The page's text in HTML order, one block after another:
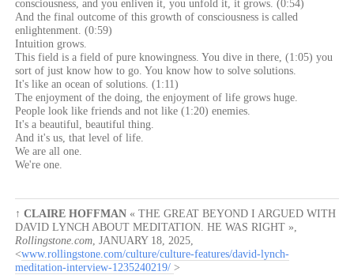
consciousness, and you enliven it, you unfold it, it grows. (0:54)
And the final outcome of this growth of consciousness is called
enlightenment. (0:59)
Intuition grows.
This field is a field of pure knowingness. You dive in there, (1:05) you
sort of just know how to go. You know how to solve solutions.
It's like an ocean of solutions. (1:11)
The enjoyment of the doing, the enjoyment of life grows huge.
People look like friends and not like (1:20) enemies.
It's a beautiful, beautiful thing.
And it's us, that level of life.
We are all one.
We're one.
↑ CLAIRE HOFFMAN « THE GREAT BEYOND I ARGUED WITH
DAVID LYNCH ABOUT MEDITATION. HE WAS RIGHT »,
Rollingstone.com, JANUARY 18, 2025,
<www.rollingstone.com/culture/culture-features/david-lynch-
meditation-interview-1235240219/ >